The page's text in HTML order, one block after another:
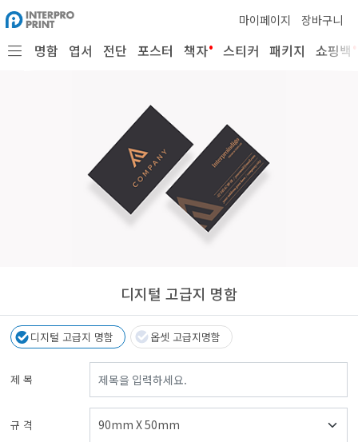
마이페이지 장바구니
명함 엽서 전단 포스터 책자• 스티커 패키지 쇼핑백•
디지털 고급지 명함
디지털 고급지 명함 옵셋 고급지명함
제 목
규 격